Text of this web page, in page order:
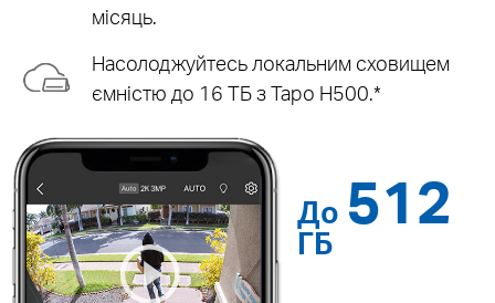
місяць.
Насолоджуйтесь локальним сховищем
ємністю до 16 ТБ з Tapo H500.*
До 512
ГБ